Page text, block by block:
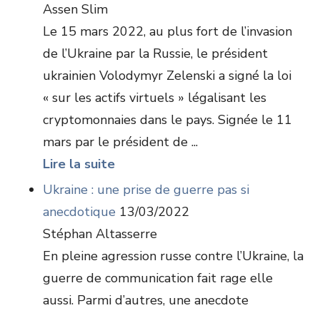
Assen Slim
Le 15 mars 2022, au plus fort de l’invasion
de l’Ukraine par la Russie, le président
ukrainien Volodymyr Zelenski a signé la loi
« sur les actifs virtuels » légalisant les
cryptomonnaies dans le pays. Signée le 11
mars par le président de ...
Lire la suite
Ukraine : une prise de guerre pas si
anecdotique 13/03/2022
Stéphan Altasserre
En pleine agression russe contre l’Ukraine, la
guerre de communication fait rage elle
aussi. Parmi d’autres, une anecdote